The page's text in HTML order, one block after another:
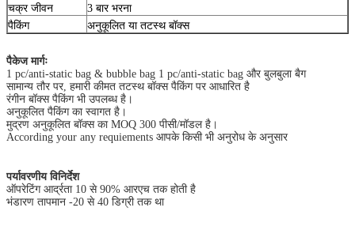
चक्र जीवन
3 बार भरना
पैकिंग
अनुकूलित या तटस्थ बॉक्स
पैकेज मार्गः
1 pc/anti-static bag & bubble bag 1 pc/anti-static bag और बुलबुला बैग
सामान्य तौर पर, हमारी कीमत तटस्थ बॉक्स पैकिंग पर आधारित है
रंगीन बॉक्स पैकिंग भी उपलब्ध है।
अनुकूलित पैकिंग का स्वागत है।
मुद्रण अनुकूलित बॉक्स का MOQ 300 पीसी/मॉडल है।
According your any requiements आपके किसी भी अनुरोध के अनुसार
पर्यावरणीय विनिर्देश
ऑपरेटिंग आर्द्रता 10 से 90% आरएच तक होती है
भंडारण तापमान -20 से 40 डिग्री तक था